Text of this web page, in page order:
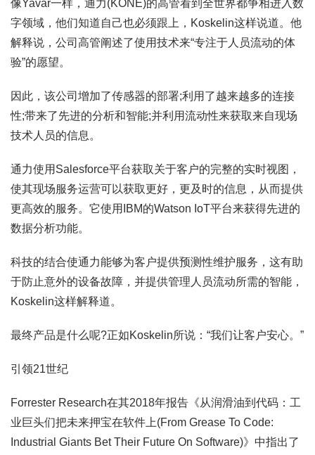
像Yavar一样，通力(KONE)的高管看到全世界都争相进入数
字领域，他们知道自己也必须跟上，Koskelin这样说道。他
解释说，公司高管阐述了使用技术来“专注于人员流动的体
验”的愿望。
因此，该公司增加了传感器的部署;利用了越来越多的连接
性;带来了先进的分析和智能;并利用流动性来获取来自现场
技术人员的信息。
通力使用Salesforce平台获取关于客户的完整的实时视图，
使其现场服务运营可以获取更好，更及时的信息，从而提供
更高效的服务。它使用IBM的Watson IoT平台来获得先进的
数据分析功能。
科技的结合使通力能够为客户提供预测性维护服务，这有助
于防止意外的设备故障，并提供管理人员流动所需的智能，
Koskelin这样解释道。
最终产品是什么呢?正如Koskelin所说：“我们让客户安心。”
引领21世纪
Forrester Research在其2018年报告《从润滑油到代码：工
业巨头们把未来押宝在软件上(From Grease To Code:
Industrial Giants Bet Their Future On Software)》中指出了